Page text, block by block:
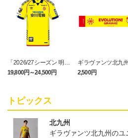
「2026/27シーズン 明治
安田J3リーグ」オーセン
ティックユニフォームFP
19,800円～24,500円
ギラヴァンツ北九
マワリ タオルマフ
2,500円
トピックス
北九州
ギラヴァンツ北九州の